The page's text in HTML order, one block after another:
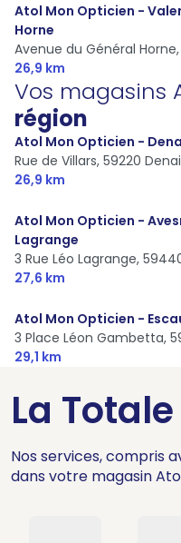
Atol Mon Opticien -
Horne
Avenue du Général Horne,
26,9 km
Vos magasins
région
Atol Mon Opticien -
Rue de Villars, 59220
26,9 km
Atol Mon Opticien -
Lagrange
3 Rue Léo Lagrange,
27,6 km
Atol Mon Opticien -
3 Place Léon Gambetta,
29,1 km
La
Nos services, compris
dans votre magasin